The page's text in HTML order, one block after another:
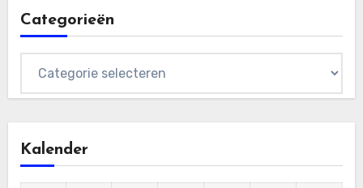
Categorieën
Kalender